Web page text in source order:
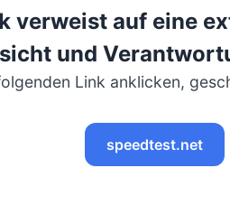
verweist auf eine
und
Link anklicken,
speedtest.net